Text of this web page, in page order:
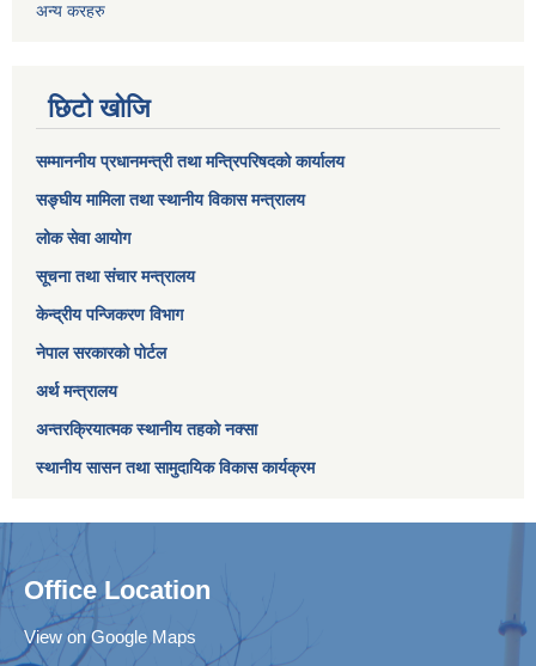
अन्य करहरु
छिटो खोजि
सम्माननीय प्रधानमन्त्री तथा मन्त्रिपरिषद‌को कार्यालय
सङ्घीय मामिला तथा स्थानीय विकास मन्त्रालय
लोक सेवा आयोग
सूचना तथा संचार मन्त्रालय
केन्द्रीय पन्जिकरण विभाग
नेपाल सरकारको पोर्टल
अर्थ मन्त्रालय
अन्तरक्रियात्मक स्थानीय तहको नक्सा
स्थानीय सासन तथा सामुदायिक विकास कार्यक्रम
Office Location
View on Google Maps